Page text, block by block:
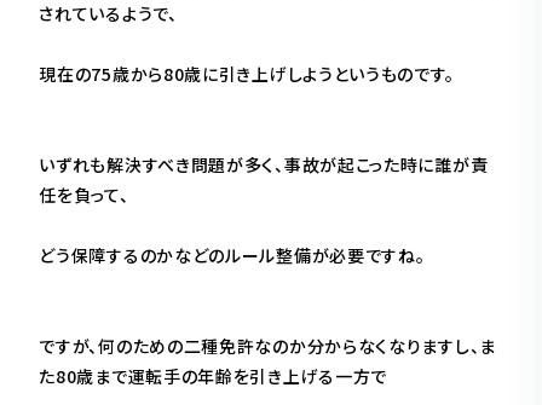
されているようで、
現在の75歳から80歳に引き上げしようというものです。
いずれも解決すべき問題が多く、事故が起こった時に誰が責
任を負って、
どう保障するのかなどのルール整備が必要ですね。
ですが、何のための二種免許なのか分からなくなりますし、ま
た80歳まで運転手の年齢を引き上げる一方で